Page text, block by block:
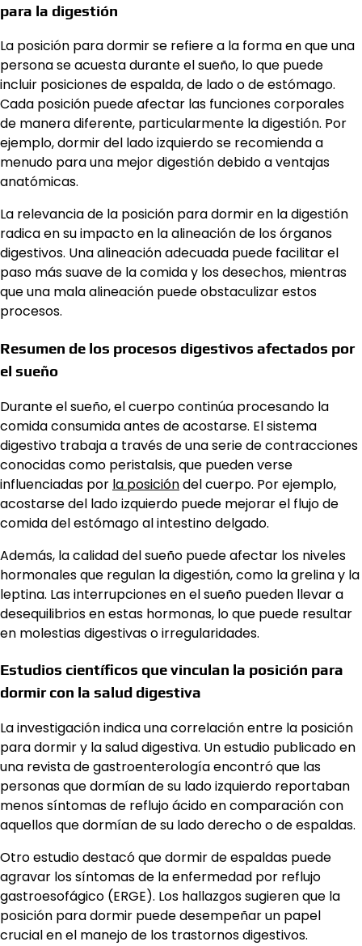
para la digestión
La posición para dormir se refiere a la forma en que una
persona se acuesta durante el sueño, lo que puede
incluir posiciones de espalda, de lado o de estómago.
Cada posición puede afectar las funciones corporales
de manera diferente, particularmente la digestión. Por
ejemplo, dormir del lado izquierdo se recomienda a
menudo para una mejor digestión debido a ventajas
anatómicas.
La relevancia de la posición para dormir en la digestión
radica en su impacto en la alineación de los órganos
digestivos. Una alineación adecuada puede facilitar el
paso más suave de la comida y los desechos, mientras
que una mala alineación puede obstaculizar estos
procesos.
Resumen de los procesos digestivos afectados por
el sueño
Durante el sueño, el cuerpo continúa procesando la
comida consumida antes de acostarse. El sistema
digestivo trabaja a través de una serie de contracciones
conocidas como peristalsis, que pueden verse
influenciadas por la posicióndel cuerpo. Por ejemplo,
acostarse del lado izquierdo puede mejorar el flujo de
comida del estómago al intestino delgado.
Además, la calidad del sueño puede afectar los niveles
hormonales que regulan la digestión, como la grelina y la
leptina. Las interrupciones en el sueño pueden llevar a
desequilibrios en estas hormonas, lo que puede resultar
en molestias digestivas o irregularidades.
Estudios científicos que vinculan la posición para
dormir con la salud digestiva
La investigación indica una correlación entre la posición
para dormir y la salud digestiva. Un estudio publicado en
una revista de gastroenterología encontró que las
personas que dormían de su lado izquierdo reportaban
menos síntomas de reflujo ácido en comparación con
aquellos que dormían de su lado derecho o de espaldas.
Otro estudio destacó que dormir de espaldas puede
agravar los síntomas de la enfermedad por reflujo
gastroesofágico (ERGE). Los hallazgos sugieren que la
posición para dormir puede desempeñar un papel
crucial en el manejo de los trastornos digestivos.